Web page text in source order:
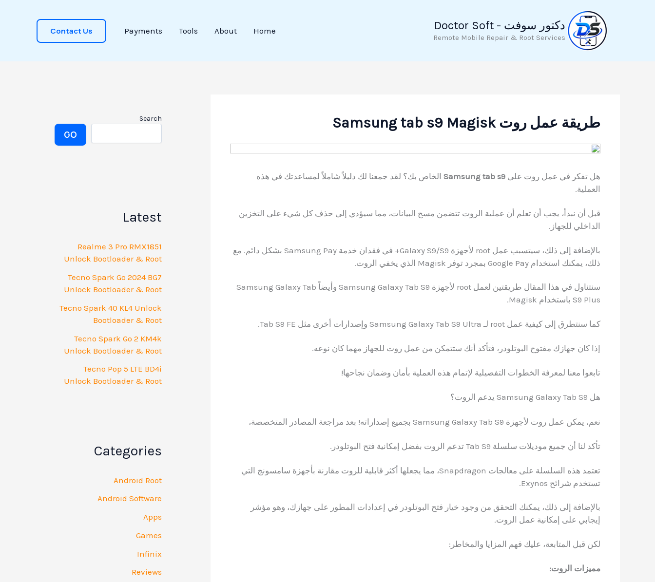
دكتور سوفت - Doctor Soft
Remote Mobile Repair & Root Services
Home
About
Tools
Payments
Contact Us
طريقة عمل روت Samsung tab s9 Magisk
هل تفكر في عمل روت على
الخاص بك؟ لقد جمعنا لك دليلاً شاملاً لمساعدتك في هذه
العملية.
قبل أن نبدأ، يجب أن تعلم أن عملية الروت تتضمن مسح البيانات، مما سيؤدي إلى حذف كل شيء على التخزين
الداخلي للجهاز.
بالإضافة إلى ذلك، سيتسبب عمل root لأجهزة Galaxy S9/S9+ في فقدان خدمة Samsung Pay بشكل دائم. مع
ذلك، يمكنك استخدام Google Pay بمجرد توفر Magisk الذي يخفي الروت.
سنتناول في هذا المقال طريقتين لعمل root لأجهزة Samsung Galaxy Tab S9 وأيضاً Samsung Galaxy Tab
S9 Plus باستخدام Magisk.
كما سنتطرق إلى كيفية عمل root لـ Samsung Galaxy Tab S9 Ultra وإصدارات أخرى مثل Tab S9 FE.
إذا كان جهازك مفتوح البوتلودر، فتأكد أنك ستتمكن من عمل روت للجهاز مهما كان نوعه.
تابعوا معنا لمعرفة الخطوات التفصيلية لإتمام هذه العملية بأمان وضمان نجاحها!
هل Samsung Galaxy Tab S9 يدعم الروت؟
نعم، يمكن عمل روت لأجهزة Samsung Galaxy Tab S9 بجميع إصداراته! بعد مراجعة المصادر المتخصصة،
تأكد لنا أن جميع موديلات سلسلة Tab S9 تدعم الروت بفضل إمكانية فتح البوتلودر.
تعتمد هذه السلسلة على معالجات Snapdragon، مما يجعلها أكثر قابلية للروت مقارنة بأجهزة سامسونج التي
تستخدم شرائح Exynos.
بالإضافة إلى ذلك، يمكنك التحقق من وجود خيار فتح البوتلودر في إعدادات المطور على جهازك، وهو مؤشر
إيجابي على إمكانية عمل الروت.
لكن قبل المتابعة، عليك فهم المزايا والمخاطر:
مميزات الروت:
Search
GO
Latest
Realme 3 Pro RMX1851
Unlock Bootloader & Root
Tecno Spark Go 2024 BG7
Unlock Bootloader & Root
Tecno Spark 40 KL4 Unlock
Bootloader & Root
Tecno Spark Go 2 KM4k
Unlock Bootloader & Root
Tecno Pop 5 LTE BD4i
Unlock Bootloader & Root
Categories
Android Root
Android Software
Apps
Games
Infinix
Reviews